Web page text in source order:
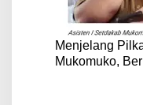
Menjelang
Mukomuko,